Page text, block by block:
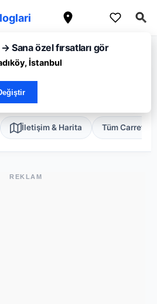
Sana özel fırsatları gör
İstanbul
/Tekirdağ Çorlu Taşkent Mini
İletişim & Harita Tüm
REKLAM